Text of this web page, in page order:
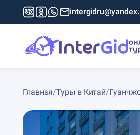
Главная/Туры в Китай/